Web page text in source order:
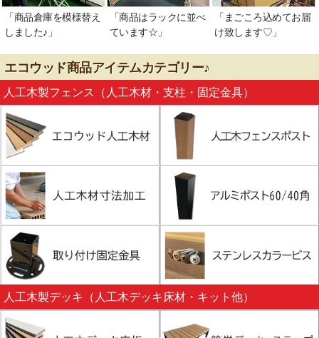
「商品倉庫を模様替え
しました♪」
「商品はラックに並べ
ています☆」
「まごころ込めてお届
け致します♡」
エコウッド商品アイテムカテゴリー♪
人工木製フェンス（人工木材・支柱・固定金具）
人工木製デッキ（人工木デッキ床材・キット他）